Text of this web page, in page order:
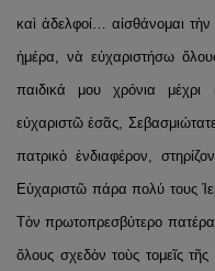
καὶ ἀδελφοί… αἰσθάνομαι
ἡμέρα, νὰ εὐχαριστήσω
παιδικά μου χρόνια
εὐχαριστῶ ἐσᾶς,
πατρικὸ ἐνδιαφέρον,
Εὐχαριστῶ πάρα πολύ τους
Τὸν πρωτοπρεσβύτερο πατέρα
ὅλους σχεδὸν τοὺς τομεῖς